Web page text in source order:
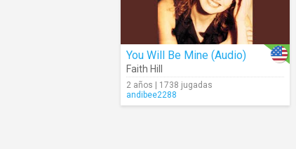
You Will Be Mine (Audio)
Faith Hill
2 años | 1738 jugadas
andibee2288